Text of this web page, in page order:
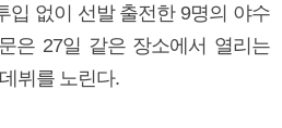
입 없이 선발 출전한 9명의 야수
은 27일 같은 장소에서 열리는
뷔를 노린다.